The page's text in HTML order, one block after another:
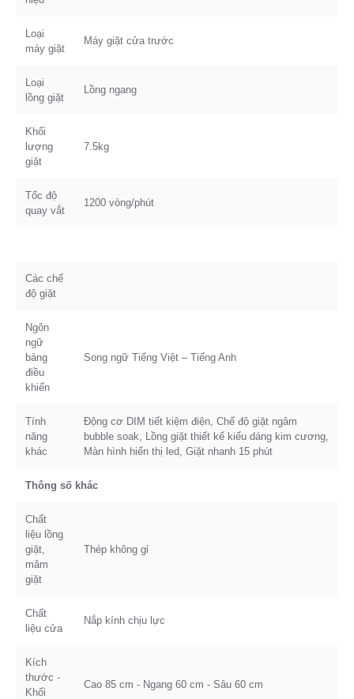
Loại
máy giặt
Máy giặt cửa trước
Loại
lồng giặt
Lồng ngang
Khối
lượng
giặt
7.5kg
Tốc độ
quay vắt
1200 vòng/phút
Các chế
độ giặt
Ngôn
ngữ
bảng
điều
khiển
Song ngữ Tiếng Việt – Tiếng Anh
Tính
năng
khác
Động cơ DIM tiết kiệm điện, Chế độ giặt ngâm
bubble soak, Lồng giặt thiết kế kiểu dáng kim cương,
Màn hình hiển thị led, Giặt nhanh 15 phút
Thông số khác
Chất
liệu lồng
giặt,
mâm
giặt
Thép không gỉ
Chất
liệu cửa
Nắp kính chịu lực
Kích
thước -
Khối
Cao 85 cm - Ngang 60 cm - Sâu 60 cm